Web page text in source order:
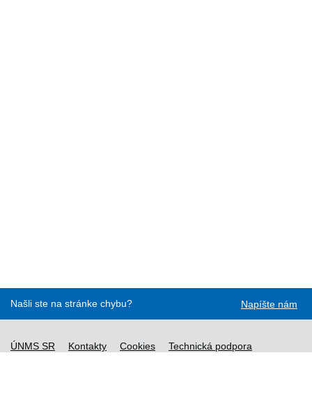
Našli ste na stránke chybu? Napíšte nám
ÚNMS SR Kontakty Cookies
Technická podpora